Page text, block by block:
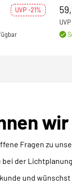
UVP -21%
UVP
Fragen zu
der
und